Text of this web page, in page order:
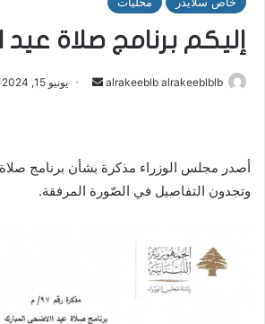
إليكم برنامج صلاة
alrakeeblb alrakeeblblb
أرسل يونيو 15, 2024
أصدر مجلس الوزراء مذكرة بشأن برنامج
وتجدون التفاصيل في الصّورة المرفقة.